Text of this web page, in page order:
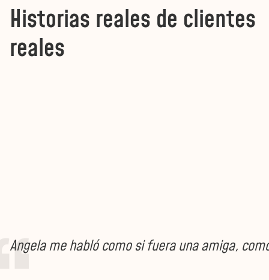
Historias reales de clientes
reales
Angela me habló como si fuera una amiga,